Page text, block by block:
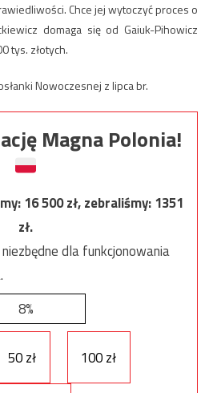
Chce jej wytoczyć proces o
domaga się od Gaiuk-Pihowicz
tys. złotych.
Nowoczesnej z lipca br.
Magna Polonia!
16 500zł, zebraliśmy:1351
zł.
dla funkcjonowania
8%
50 zł 100 zł